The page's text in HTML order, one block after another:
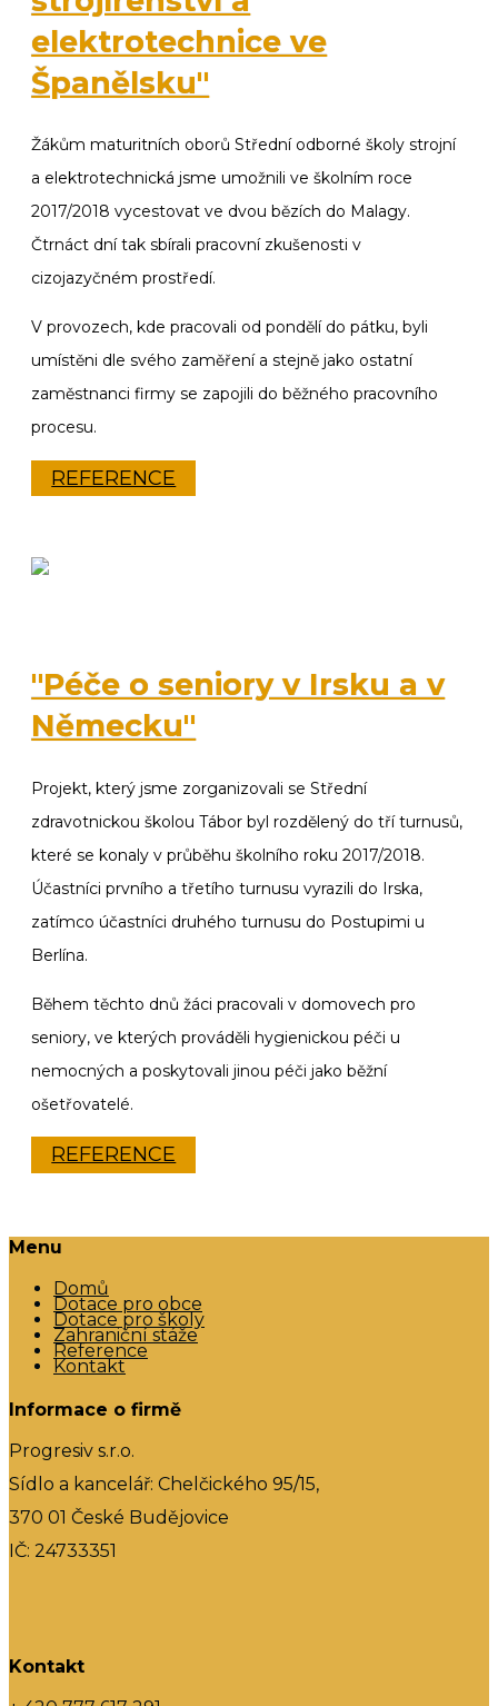
elektrotechnice ve
Španělsku"
Žákům maturitních oborůStřední odborné školy strojní
a elektrotechnická jsme umožnili ve školním roce
2017/2018 vycestovat ve dvou bězích do Malagy.
Čtrnáct dní tak sbírali pracovní zkušenosti v
cizojazyčném prostředí.
V provozech, kde pracovali od pondělí do pátku, byli
umístěni dle svého zaměření a stejně jako ostatní
zaměstnanci firmy se zapojili do běžného pracovního
procesu.
REFERENCE
"Péče o seniory v Irsku a v
Německu"
Projekt, který jsme zorganizovali se Střední
zdravotnickou školou Tábor byl rozdělený do tří turnusů,
které se konaly v průběhu školního roku 2017/2018.
Účastníci prvního a třetího turnusu vyrazili do Irska,
zatímco účastníci druhého turnusu do Postupimi u
Berlína.
Během těchto dnů žáci pracovali v domovech pro
seniory, ve kterých prováděli hygienickou péči u
nemocných a poskytovali jinou péči jako běžní
ošetřovatelé.
REFERENCE
Menu
Domů
Dotace pro obce
Dotace pro školy
Zahraniční stáže
Reference
Kontakt
Informace o firmě
Progresiv s.r.o.
Sídlo a kancelář: Chelčického 95/15,
370 01 České Budějovice
IČ: 24733351
Kontakt